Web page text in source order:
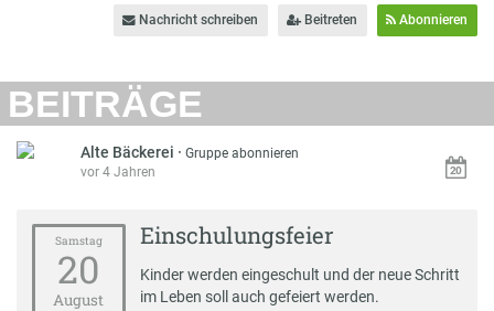
Nachricht schreiben Beitreten Abonnieren
BEITRÄGE
Alte Bäckerei ·Gruppe abonnieren
vor 4 Jahren
Samstag
20
August
Einschulungsfeier
Kinder werden eingeschult und der neue Schritt
im Leben soll auch gefeiert werden.